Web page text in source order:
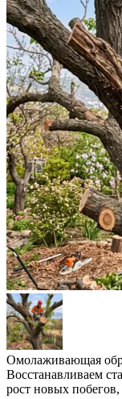
Омолаживающая
Восстанавливаем
рост новых